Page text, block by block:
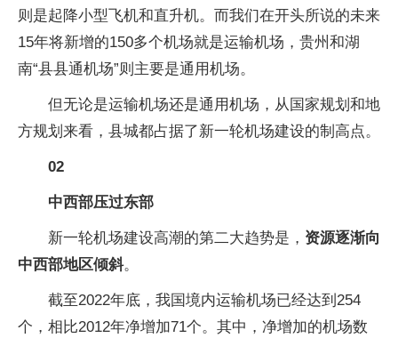
则是起降小型飞机和直升机。而我们在开头所说的未来
15年将新增的150多个机场就是运输机场，贵州和湖
南“县县通机场”则主要是通用机场。
但无论是运输机场还是通用机场，从国家规划和地
方规划来看，县城都占据了新一轮机场建设的制高点。
02
中西部压过东部
新一轮机场建设高潮的第二大趋势是， 资源逐渐向
中西部地区倾斜。
截至2022年底，我国境内运输机场已经达到254
个，相比2012年净增加71个。其中，净增加的机场数